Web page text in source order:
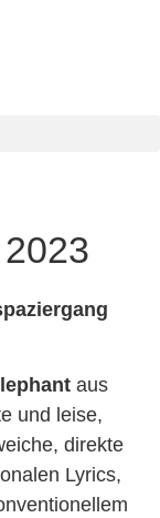
aus
und leise,
direkte
Lyrics,